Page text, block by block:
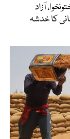
آزاد
کا خدشہ